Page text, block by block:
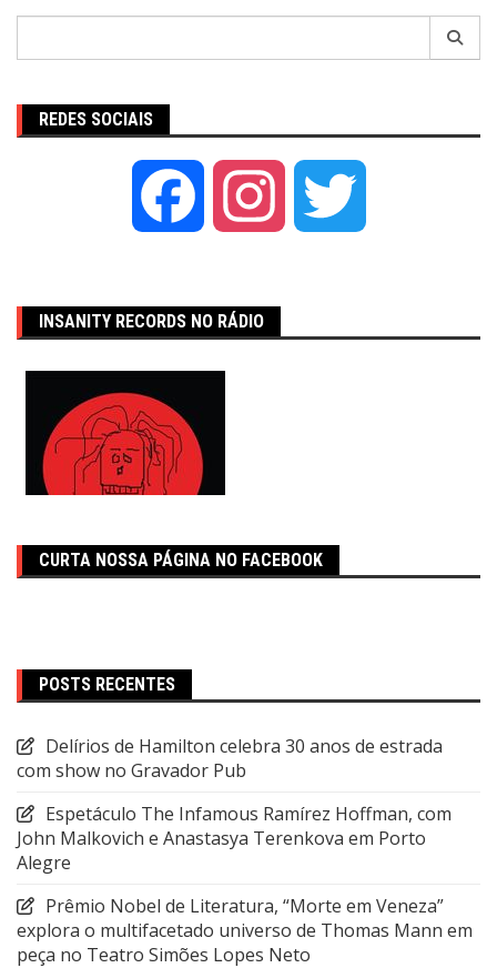
REDES SOCIAIS
Facebook Instagram
INSANITY RECORDS NO RÁDIO
CURTA NOSSA PÁGINA NO FACEBOOK
POSTS RECENTES
Delírios de Hamilton celebra 30 anos de estrada
com show no Gravador Pub
Espetáculo The Infamous Ramírez Hoffman, com
John Malkovich e Anastasya Terenkova em Porto
Alegre
Prêmio Nobel de Literatura, “Morte em Veneza”
explora o multifacetado universo de Thomas Mann em
peça no Teatro Simões Lopes Neto